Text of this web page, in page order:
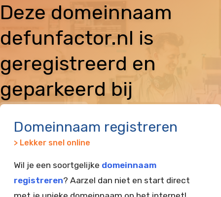
Deze domeinnaam
defunfactor.nl is
geregistreerd en
geparkeerd bij
Domeinnaam registreren
> Lekker snel online
Wil je een soortgelijke domeinnaam
registreren? Aarzel dan niet en start direct